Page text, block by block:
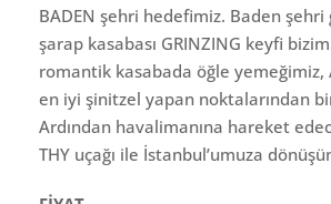
BADEN şehri hedefimiz. Baden şehri
şarap kasabası GRINZING keyfi
romantik kasabada öğle yemeğimiz,
en iyi şinitzel yapan noktalarından
Ardından havalimanına hareket
THY uçağı ile İstanbul’umuza